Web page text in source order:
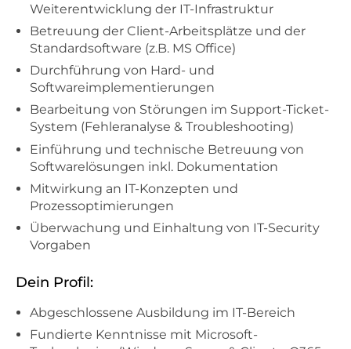
Weiterentwicklung der IT-Infrastruktur
Betreuung der Client-Arbeitsplätze und der
Standardsoftware (z.B. MS Office)
Durchführung von Hard- und
Softwareimplementierungen
Bearbeitung von Störungen im Support-Ticket-
System (Fehleranalyse & Troubleshooting)
Einführung und technische Betreuung von
Softwarelösungen inkl. Dokumentation
Mitwirkung an IT-Konzepten und
Prozessoptimierungen
Überwachung und Einhaltung von IT-Security
Vorgaben
Dein Profil:
Abgeschlossene Ausbildung im IT-Bereich
Fundierte Kenntnisse mit Microsoft-